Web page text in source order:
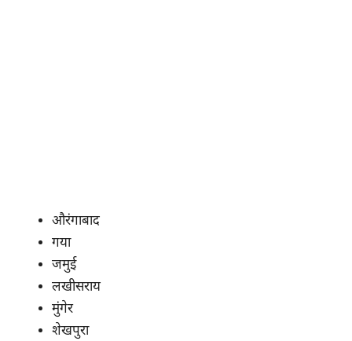
औरंगाबाद
गया
जमुई
लखीसराय
मुंगेर
शेखपुरा